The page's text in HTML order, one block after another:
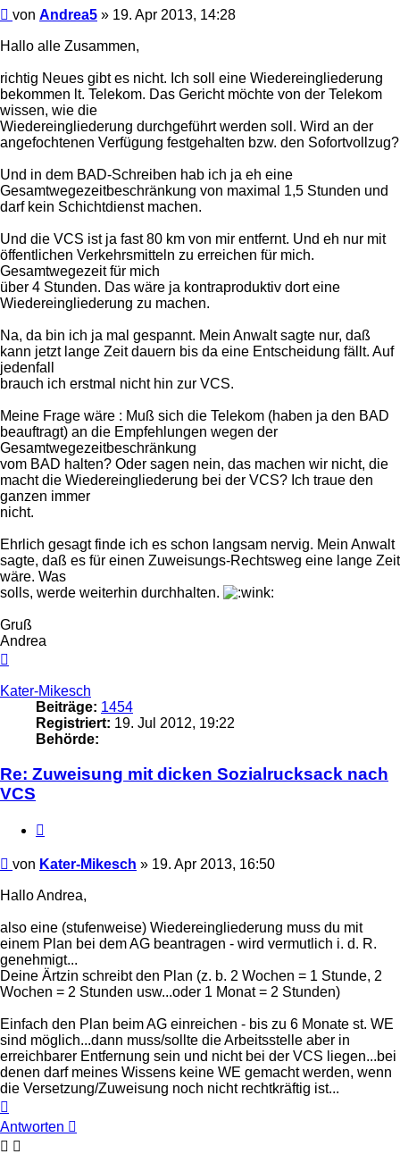
Beitrag
von Andrea5 » 19. Apr 2013, 14:28
Hallo alle Zusammen,
richtig Neues gibt es nicht. Ich soll eine Wiedereingliederung
bekommen lt. Telekom. Das Gericht möchte von der Telekom
wissen, wie die
Wiedereingliederung durchgeführt werden soll. Wird an der
angefochtenen Verfügung festgehalten bzw. den Sofortvollzug?
Und in dem BAD-Schreiben hab ich ja eh eine
Gesamtwegezeitbeschränkung von maximal 1,5 Stunden und
darf kein Schichtdienst machen.
Und die VCS ist ja fast 80 km von mir entfernt. Und eh nur mit
öffentlichen Verkehrsmitteln zu erreichen für mich.
Gesamtwegezeit für mich
über 4 Stunden. Das wäre ja kontraproduktiv dort eine
Wiedereingliederung zu machen.
Na, da bin ich ja mal gespannt. Mein Anwalt sagte nur, daß
kann jetzt lange Zeit dauern bis da eine Entscheidung fällt. Auf
jedenfall
brauch ich erstmal nicht hin zur VCS.
Meine Frage wäre : Muß sich die Telekom (haben ja den BAD
beauftragt) an die Empfehlungen wegen der
Gesamtwegezeitbeschränkung
vom BAD halten? Oder sagen nein, das machen wir nicht, die
macht die Wiedereingliederung bei der VCS? Ich traue den
ganzen immer
nicht.
Ehrlich gesagt finde ich es schon langsam nervig. Mein Anwalt
sagte, daß es für einen Zuweisungs-Rechtsweg eine lange Zeit
wäre. Was
solls, werde weiterhin durchhalten.
Gruß
Andrea
Kater-Mikesch
Beiträge: 1454
Registriert: 19. Jul 2012, 19:22
Behörde:
Re: Zuweisung mit dicken Sozialrucksack nach
VCS
Beitrag
von Kater-Mikesch » 19. Apr 2013, 16:50
Hallo Andrea,
also eine (stufenweise) Wiedereingliederung muss du mit
einem Plan bei dem AG beantragen - wird vermutlich i. d. R.
genehmigt...
Deine Ärtzin schreibt den Plan (z. b. 2 Wochen = 1 Stunde, 2
Wochen = 2 Stunden usw...oder 1 Monat = 2 Stunden)
Einfach den Plan beim AG einreichen - bis zu 6 Monate st. WE
sind möglich...dann muss/sollte die Arbeitsstelle aber in
erreichbarer Entfernung sein und nicht bei der VCS liegen...bei
denen darf meines Wissens keine WE gemacht werden, wenn
die Versetzung/Zuweisung noch nicht rechtkräftig ist...
oben
Antworten